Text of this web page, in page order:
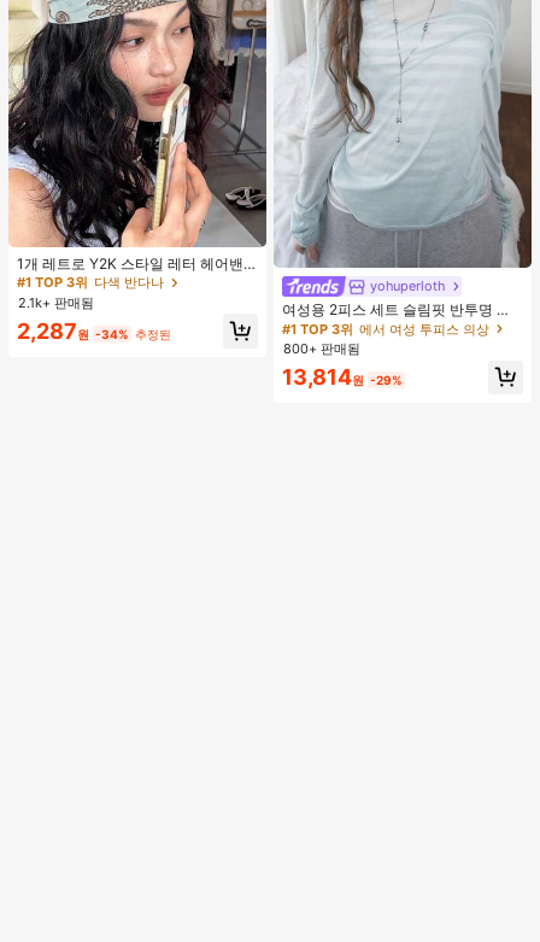
1개 레트로 Y2K 스타일 레터 헤어밴
드, 스트리트 패션 다용도 헤어 스카프
여성용 여름 헤어 액세서리 여성 반다
나
#1 TOP 3위 다색 반다나
거의 매진!
#1 TOP 3위 다색 반다나
거의 매진!
#1 TOP 3위 다색 반다나
거의 매진!
#1 TOP 3위
다색 반다나
거의 매진!
2.1k+ 판매됨
2,287원 -34% 추정된
yohuperloth
여성용 2피스 세트 슬림핏 반투명 스
파게티 스트랩 스트라이프 캐미솔 탑
우아한
#1 TOP 3위 에서 여성 투피스 의상
거의 매진!
#1 TOP 3위 에서 여성 투피스 의상
거의 매진!
#1 TOP 3위 에서 여성 투피스 의상
거의 매진!
#1 TOP 3위
에서 여성 투피스 의상
거의 매진!
800+ 판매됨
13,814원 -29%